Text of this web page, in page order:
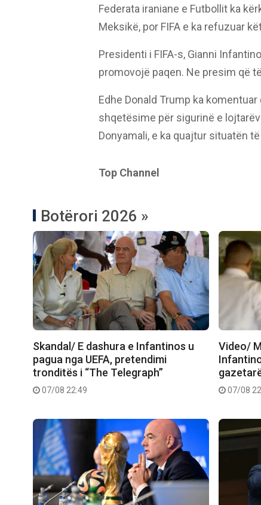
Federata iraniane e Futbollit ka
Meksikë, por FIFA e ka refuzuar
Presidenti i FIFA-s, Gianni
promovojë paqen. Ne presim që
Edhe Donald Trump ka
shqetësime për sigurinë e
Donyamali, e ka quajtur situatën
Top Channel
Botërori 2026 »
Skandal/ E dashura e Infantinos u
pagua nga UEFA, pretendimi
tronditës i “The Telegraph”
07/08 22:49
Video/
07/08